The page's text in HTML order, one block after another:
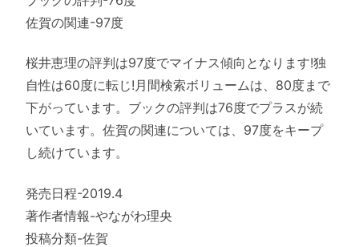
佐賀の関連-97度
桜井恵理の評判は97度でマイナス傾向となります!独
自性は60度に転じ!月間検索ボリュームは、80度まで
下がっています。ブックの評判は76度でプラスが続
いています。佐賀の関連については、97度をキープ
し続けています。
発売日程-2019.4
著作者情報-やながわ理央
投稿分類-佐賀